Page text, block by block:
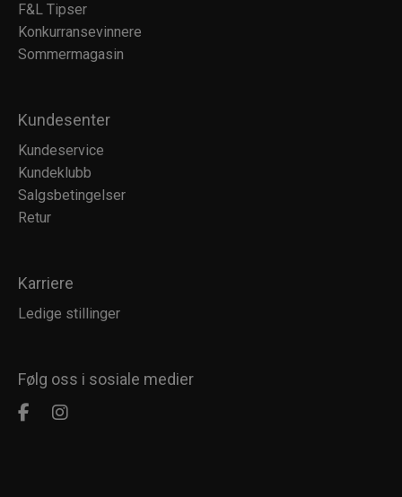
F&L Tipser
Konkurransevinnere
Sommermagasin
Kundesenter
Kundeservice
Kundeklubb
Salgsbetingelser
Retur
Karriere
Ledige stillinger
Følg oss i sosiale medier